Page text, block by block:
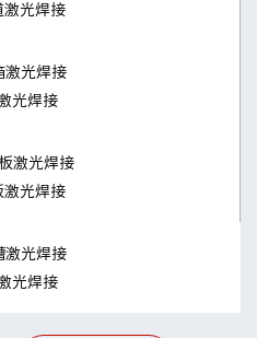
激光焊接
光焊接
激光焊接
光焊接